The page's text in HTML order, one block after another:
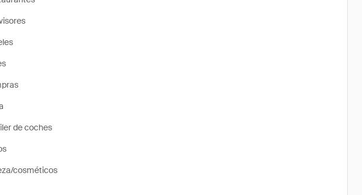
de coches
cosméticos